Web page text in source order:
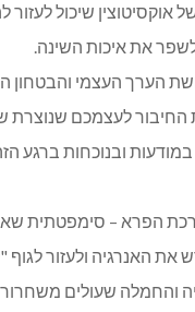
אוקסיטוצין שיכול
את איכות השינה.
הערך העצמי והבטחון
החיבור לעצמכם
במודעות ובנוכחות
הפרא – סימפטתית
האנרגיה ולעזור לגוף
שעולים משחרור